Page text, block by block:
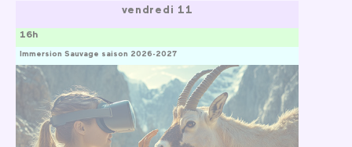
vendredi 11
Immersion Sauvage saison 2026-2027
16h